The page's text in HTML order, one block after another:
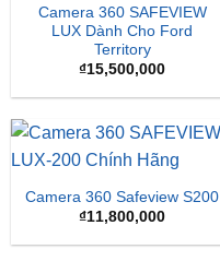
Camera 360 SAFEVIEW
LUX Dành Cho Ford
Territory
₫15,500,000
Camera 360 Safeview S200
₫11,800,000